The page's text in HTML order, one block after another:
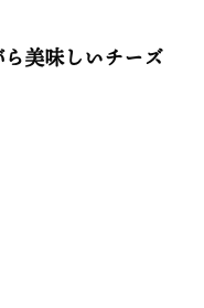
美味しいチーズ